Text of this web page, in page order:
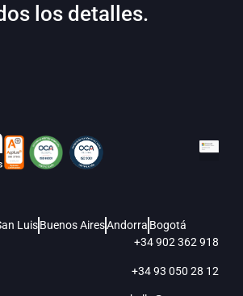
los detalles.
LuisBuenos AiresAndorra Bogotá
+34 902 362 918
+34 93 050 28 12